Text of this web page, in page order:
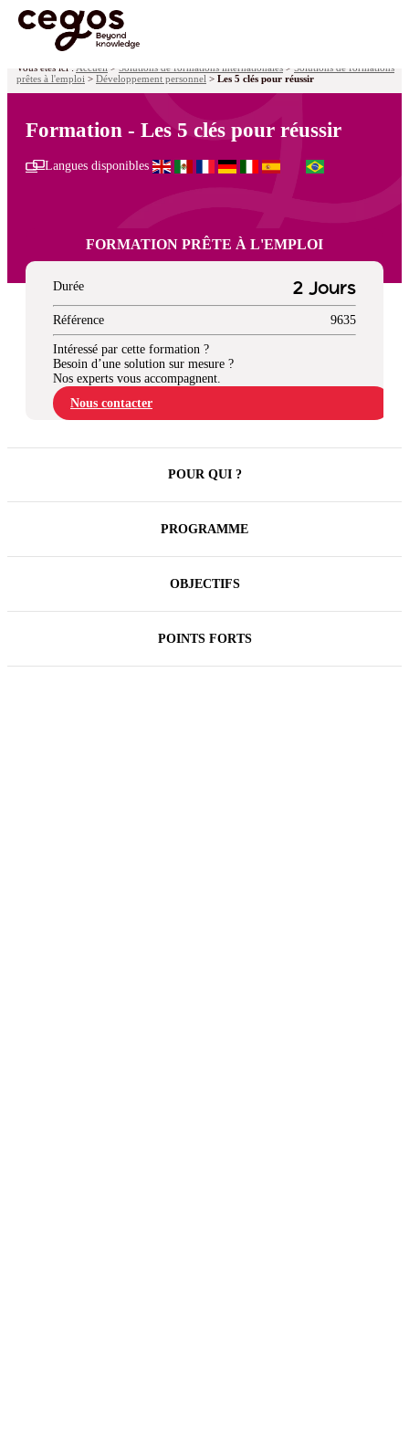
Vous êtes ici : Accueil > Solutions de formations internationales > Solutions de formations
prêtes à l'emploi > Développement personnel > Les 5 clés pour réussir
Formation - Les 5 clés pour réussir
Langues disponibles
FORMATION PRÊTE À L'EMPLOI
Durée 2 Jours
Référence 9635
Intéressé par cette formation ?
Besoin d’une solution sur mesure ?
Nos experts vous accompagnent.
Nous contacter
POUR QUI ?
PROGRAMME
OBJECTIFS
POINTS FORTS